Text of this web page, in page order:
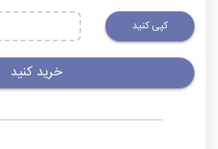
کپی کنید
خرید کنید